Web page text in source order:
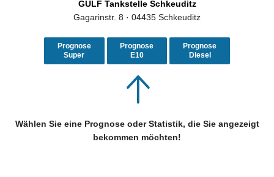
GULF Tankstelle Schkeuditz
Gagarinstr. 8 · 04435 Schkeuditz
Prognose
Super
Prognose
E10
Prognose
Diesel
Wählen Sie eine Prognose oder Statistik, die Sie angezeigt
bekommen möchten!